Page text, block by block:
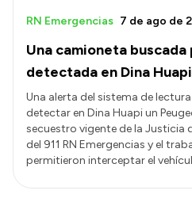
Una camioneta
detectada en Dina Huapi
RN Emergencias 7 de ago de
Una alerta del sistema de
detectar en Dina Huapi un
secuestro vigente de la Justicia
del 911 RN Emergencias y el
permitieron interceptar el